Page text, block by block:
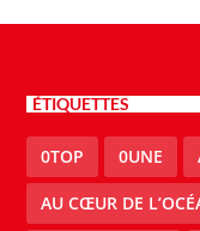
ÉTIQUETTES
0TOP 0UNE
AU CŒUR DE